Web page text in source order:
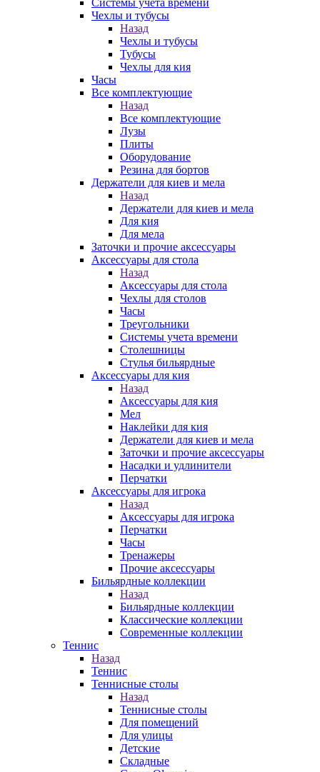
Системы учета времени
Чехлы и тубусы
Назад
Чехлы и тубусы
Тубусы
Чехлы для кия
Часы
Все комплектующие
Назад
Все комплектующие
Лузы
Плиты
Оборудование
Резина для бортов
Держатели для киев и мела
Назад
Держатели для киев и мела
Для кия
Для мела
Заточки и прочие аксессуары
Аксессуары для стола
Назад
Аксессуары для стола
Чехлы для столов
Часы
Треугольники
Системы учета времени
Столешницы
Стулья бильярдные
Аксессуары для кия
Назад
Аксессуары для кия
Мел
Наклейки для кия
Держатели для киев и мела
Заточки и прочие аксессуары
Насадки и удлинители
Перчатки
Аксессуары для игрока
Назад
Аксессуары для игрока
Перчатки
Часы
Тренажеры
Прочие аксессуары
Бильярдные коллекции
Назад
Бильярдные коллекции
Классические коллекции
Современные коллекции
Теннис
Назад
Теннис
Теннисные столы
Назад
Теннисные столы
Для помещений
Для улицы
Детские
Складные